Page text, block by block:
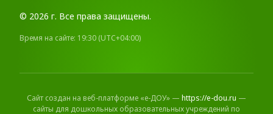
© 2026 г. Все права защищены.
Время на сайте: 19:30 (UTC+04:00)
Сайт создан на веб-платформе «е-ДОУ» — https://e-dou.ru —
сайты для дошкольных образовательных учреждений по